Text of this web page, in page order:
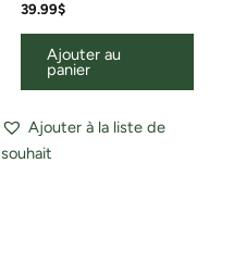
39.99$
Ajouter au
panier
Ajouter à la liste de
souhait